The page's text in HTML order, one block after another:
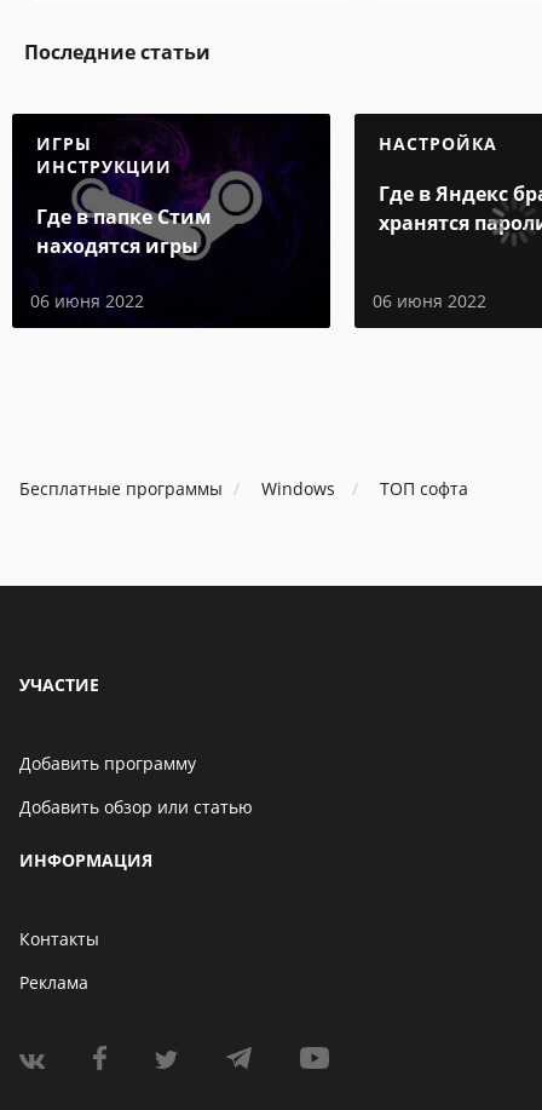
Последние статьи
ИГРЫ
ИНСТРУКЦИИ
Где в папке Стим
находятся игры
06 июня 2022
НАСТРОЙКА
Где в Яндекс
хранятся
06 июня 2022
Бесплатные программы Windows ТОП софта
УЧАСТИЕ
Добавить программу
Добавить обзор или статью
ИНФОРМАЦИЯ
Контакты
Реклама